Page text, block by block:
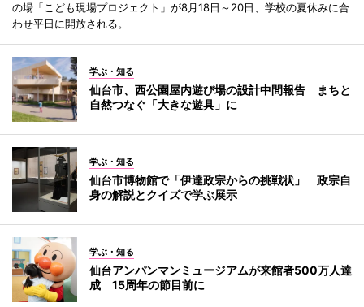
の場「こども現場プロジェクト」が8月18日～20日、学校の夏休みに合
わせ平日に開放される。
学ぶ・知る
仙台市、西公園屋内遊び場の設計中間報告 まちと
自然つなぐ「大きな遊具」に
学ぶ・知る
仙台市博物館で「伊達政宗からの挑戦状」 政宗自
身の解説とクイズで学ぶ展示
学ぶ・知る
仙台アンパンマンミュージアムが来館者500万人達
成 15周年の節目前に